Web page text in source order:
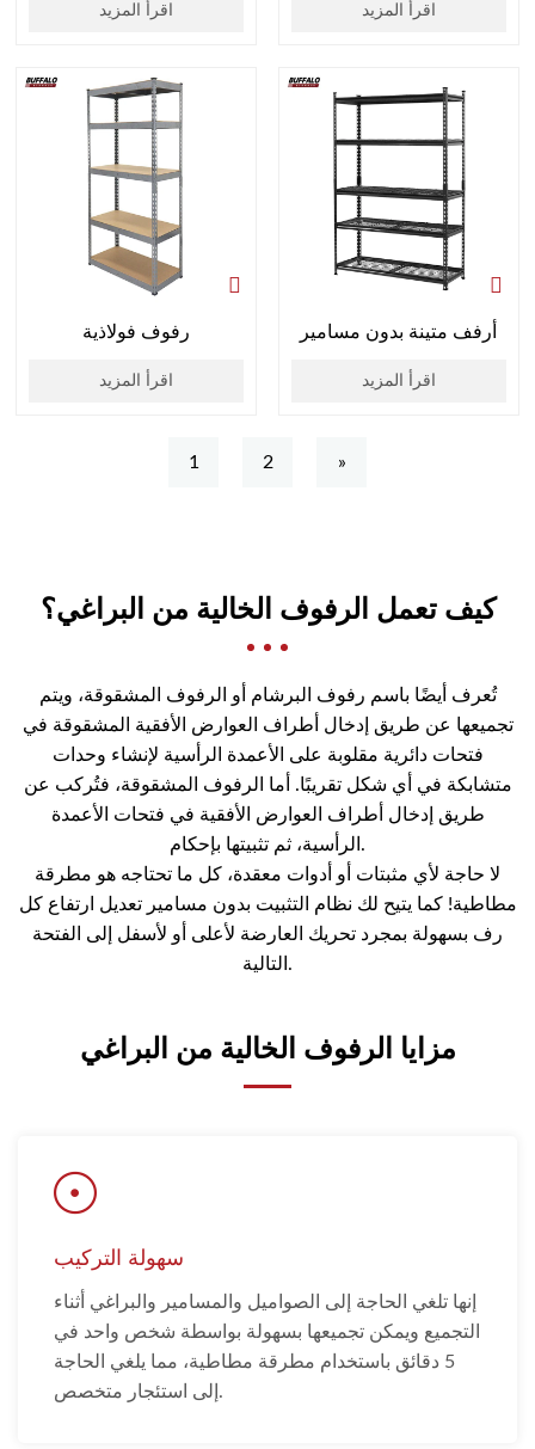
اقرأ المزيد اقرأ المزيد
رفوف فولاذية
اقرأ المزيد
أرفف متينة بدون مسامير
اقرأ المزيد
1 2 »
كيف تعمل الرفوف الخالية من البراغي؟
تُعرف أيضًا باسم رفوف البرشام أو الرفوف المشقوقة، ويتم
تجميعها عن طريق إدخال أطراف العوارض الأفقية المشقوقة في
فتحات دائرية مقلوبة على الأعمدة الرأسية لإنشاء وحدات
متشابكة في أي شكل تقريبًا. أما الرفوف المشقوقة، فتُركب عن
طريق إدخال أطراف العوارض الأفقية في فتحات الأعمدة
الرأسية، ثم تثبيتها بإحكام.
لا حاجة لأي مثبتات أو أدوات معقدة، كل ما تحتاجه هو مطرقة
مطاطية! كما يتيح لك نظام التثبيت بدون مسامير تعديل ارتفاع كل
رف بسهولة بمجرد تحريك العارضة لأعلى أو لأسفل إلى الفتحة
التالية.
مزايا الرفوف الخالية من البراغي
سهولة التركيب
إنها تلغي الحاجة إلى الصواميل والمسامير والبراغي أثناء
التجميع ويمكن تجميعها بسهولة بواسطة شخص واحد في
5 دقائق باستخدام مطرقة مطاطية، مما يلغي الحاجة
إلى استئجار متخصص.